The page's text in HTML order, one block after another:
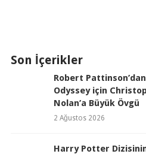
Son İçerikler
Robert
Odyssey için
Nolan’a Büyük Övgü
2 Ağustos 2026
Harry Potter